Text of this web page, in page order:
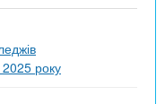
2025 року